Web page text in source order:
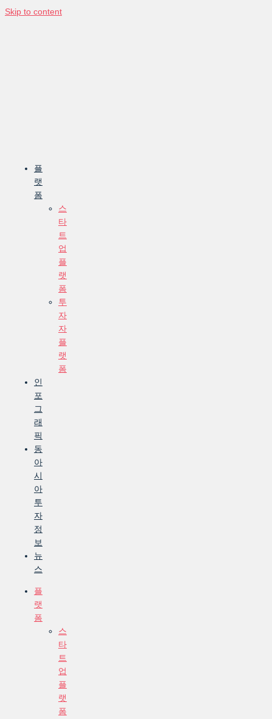
Skip to content
플
랫
폼
스
타
트
업
플
랫
폼
투
자
자
플
랫
폼
인
포
그
래
픽
동
아
시
아
투
자
정
보
뉴
스
플
랫
폼
스
타
트
업
플
랫
폼